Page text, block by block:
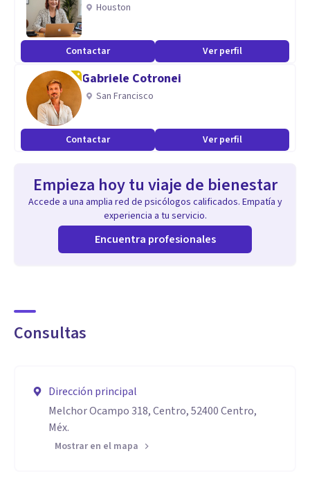
Houston
Contactar Ver perfil
Gabriele Cotronei
San Francisco
Contactar Ver perfil
Empieza hoy tu viaje de bienestar
Accede a una amplia red de psicólogos calificados. Empatía y
experiencia a tu servicio.
Encuentra profesionales
Consultas
Dirección principal
Melchor Ocampo 318, Centro, 52400 Centro,
Méx.
Mostrar en el mapa